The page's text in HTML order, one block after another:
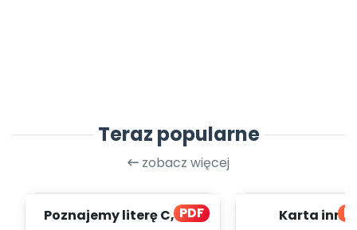
Teraz popularne
zobacz więcej
PDF
Poznajemy literę C, cz. 1
Karta